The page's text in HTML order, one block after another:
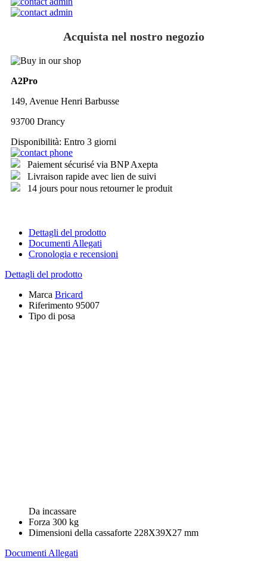
Acquista nel nostro negozio
A2Pro
149, Avenue Henri Barbusse
93700 Drancy
Disponibilità: Entro 3 giorni
Paiement sécurisé via BNP Axepta
Livraison rapide avec lien de suivi
14 jours pour nous retourner le produit
Dettagli del prodotto
Documenti Allegati
Cronologia e recensioni
Dettagli del prodotto
Marca Bricard
Riferimento 95007
Tipo di posa
Da incassare
Forza 300 kg
Dimensioni della cassaforte 228X39X27 mm
Documenti Allegati